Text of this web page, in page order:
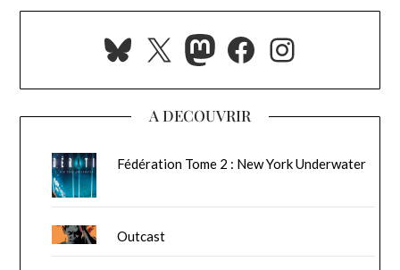
Bluesky
X Mastodon
Facebook
A DECOUVRIR
Fédération Tome 2 : New York Underwater
Outcast